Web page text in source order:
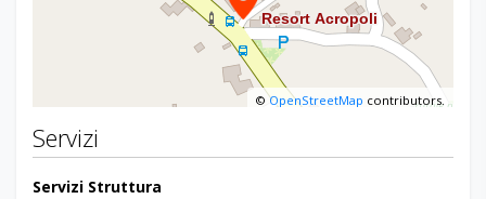
©OpenStreetMap contributors.
Servizi
Servizi Struttura